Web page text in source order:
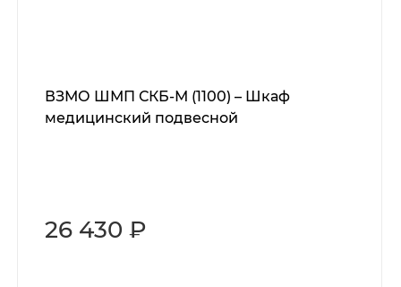
ВЗМО ШМП СКБ-М (1100) – Шкаф
медицинский подвесной
26 430 ₽